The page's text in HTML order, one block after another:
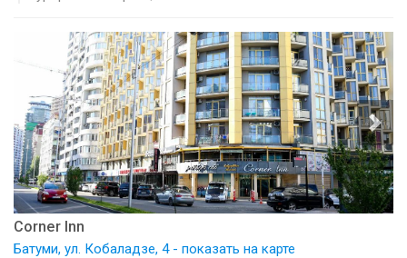
Corner Inn
Батуми, ул. Кобаладзе, 4 - показать на карте